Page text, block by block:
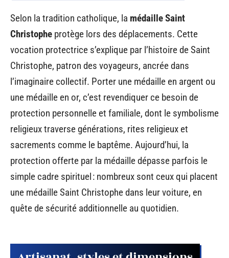
Selon la tradition catholique, la médaille Saint
Christophe protège lors des déplacements. Cette
vocation protectrice s’explique par l’histoire de Saint
Christophe, patron des voyageurs, ancrée dans
l’imaginaire collectif. Porter une médaille en argent ou
une médaille en or, c’est revendiquer ce besoin de
protection personnelle et familiale, dont le symbolisme
religieux traverse générations, rites religieux et
sacrements comme le baptême. Aujourd’hui, la
protection offerte par la médaille dépasse parfois le
simple cadre spirituel : nombreux sont ceux qui placent
une médaille Saint Christophe dans leur voiture, en
quête de sécurité additionnelle au quotidien.